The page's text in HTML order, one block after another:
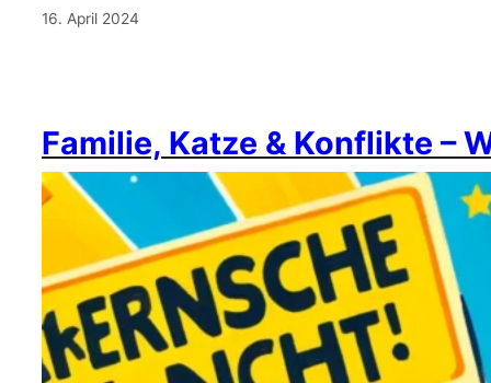
16. April 2024
Familie, Katze & Konflikte –